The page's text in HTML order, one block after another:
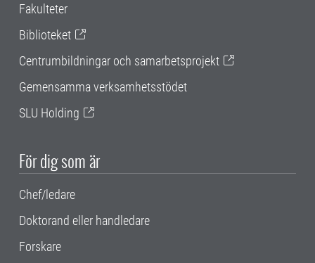
Fakulteter
Biblioteket
Centrumbildningar och samarbetsprojekt
Gemensamma verksamhetsstödet
SLU Holding
För dig som är
Chef/ledare
Doktorand eller handledare
Forskare